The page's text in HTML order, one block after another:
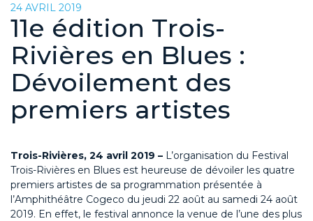
24 AVRIL 2019
11e édition Trois-
Rivières en Blues :
Dévoilement des
premiers artistes
Trois-Rivières, 24 avril 2019 – L’organisation du Festival
Trois-Rivières en Blues est heureuse de dévoiler les quatre
premiers artistes de sa programmation présentée à
l’Amphithéâtre Cogeco du jeudi 22 août au samedi 24 août
2019. En effet, le festival annonce la venue de l’une des plus